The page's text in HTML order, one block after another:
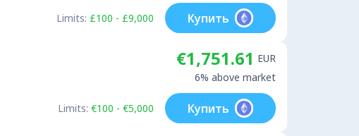
Limits: £100 - £9,000 Купить
€1,751.61 EUR
6% above market
Limits: €100 - €5,000 Купить